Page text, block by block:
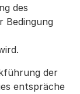
des
Bedingung
der
entspräche